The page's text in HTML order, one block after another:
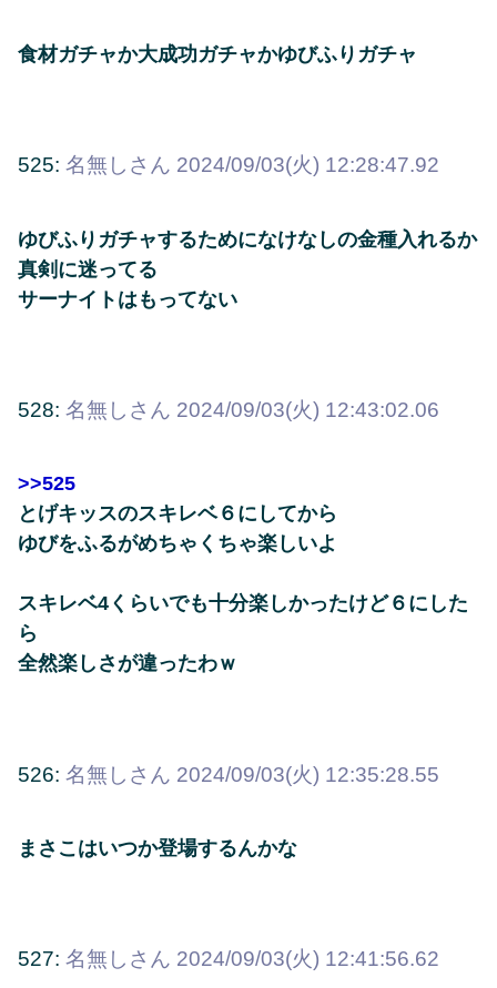
食材ガチャか大成功ガチャかゆびふりガチャ
525: 名無しさん 2024/09/03(火) 12:28:47.92
ゆびふりガチャするためになけなしの金種入れるか
真剣に迷ってる
サーナイトはもってない
528: 名無しさん 2024/09/03(火) 12:43:02.06
>>525
とげキッスのスキレベ６にしてから
ゆびをふるがめちゃくちゃ楽しいよ
スキレベ4くらいでも十分楽しかったけど６にした
ら
全然楽しさが違ったわｗ
526: 名無しさん 2024/09/03(火) 12:35:28.55
まさこはいつか登場するんかな
527: 名無しさん 2024/09/03(火) 12:41:56.62